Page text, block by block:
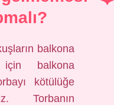
balkona
için balkona
kötülüğe
Torbanın